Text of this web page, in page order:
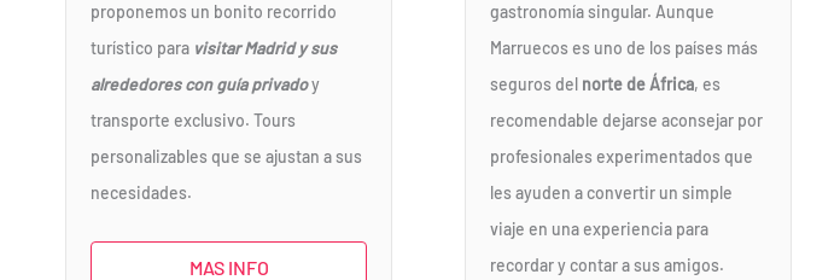
proponemos un bonito recorrido
turístico para visitar Madrid y sus
alrededores con guía privadoy
transporte exclusivo. Tours
personalizables que se ajustan a sus
necesidades.
MAS INFO
gastronomía singular. Aunque
Marruecos es uno de los países más
seguros del norte de África, es
recomendable dejarse aconsejar por
profesionales experimentados que
les ayuden a convertir un simple
viaje en una experiencia para
recordar y contar a sus amigos.